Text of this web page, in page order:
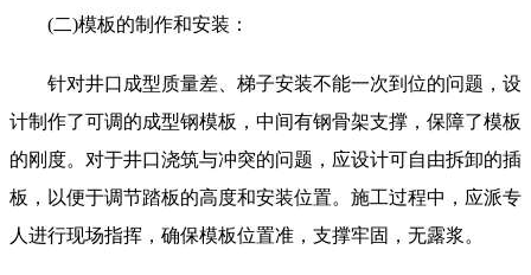
(二)模板的制作和安装：
针对井口成型质量差、梯子安装不能一次到位的问题，设
计制作了可调的成型钢模板，中间有钢骨架支撑，保障了模板
的刚度。对于井口浇筑与冲突的问题，应设计可自由拆卸的插
板，以便于调节踏板的高度和安装位置。施工过程中，应派专
人进行现场指挥，确保模板位置准，支撑牢固，无露浆。